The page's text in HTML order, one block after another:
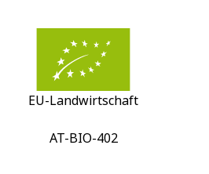
EU-Landwirtschaft
AT-BIO-402